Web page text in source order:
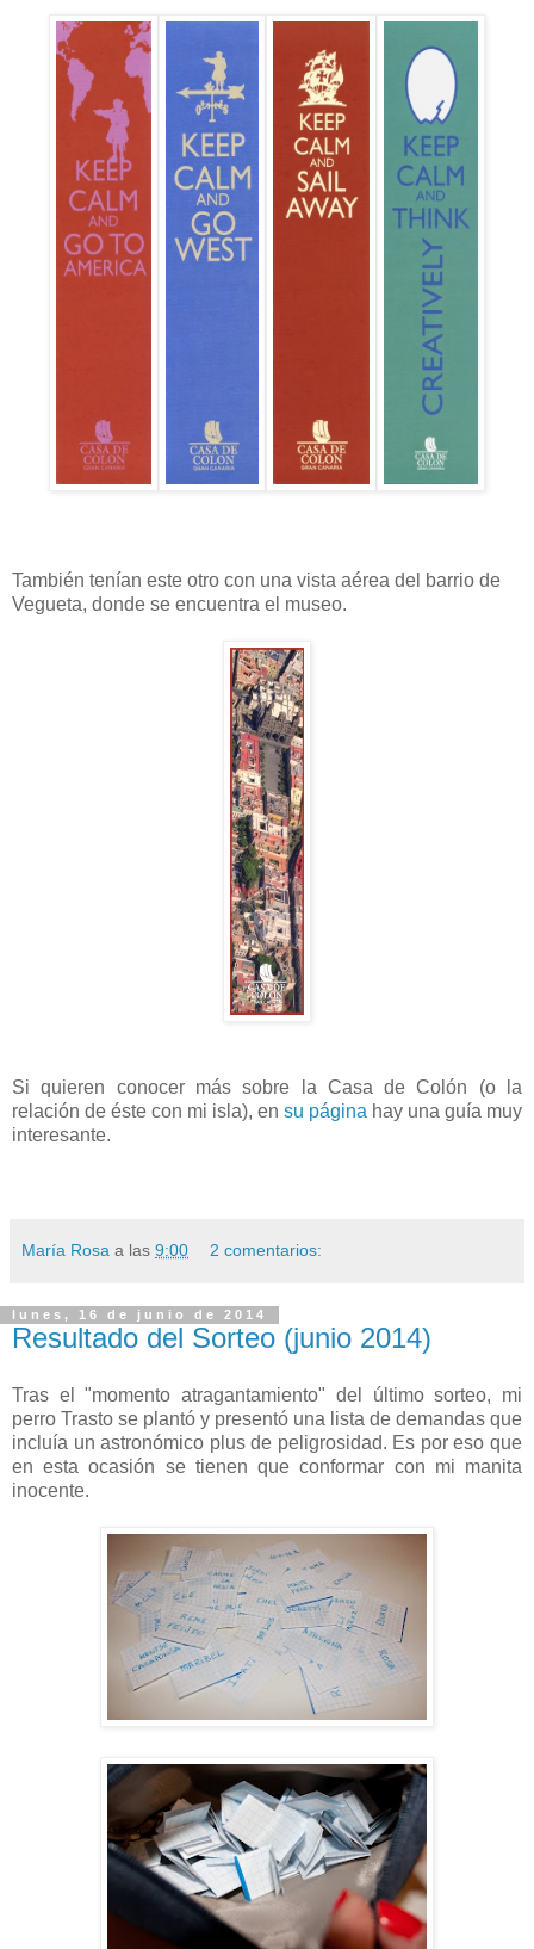
También tenían este otro con una vista aérea del barrio de
Vegueta, donde se encuentra el museo.
Si quieren conocer más sobre la Casa de Colón (o la
relación de éste con mi isla), en su página hay una guía muy
interesante.
María Rosa a las 9:00 2 comentarios:
lunes, 16 de junio de 2014
Resultado del Sorteo (junio 2014)
Tras el "momento atragantamiento" del último sorteo, mi
perro Trasto se plantó y presentó una lista de demandas que
incluía un astronómico plus de peligrosidad. Es por eso que
en esta ocasión se tienen que conformar con mi manita
inocente.